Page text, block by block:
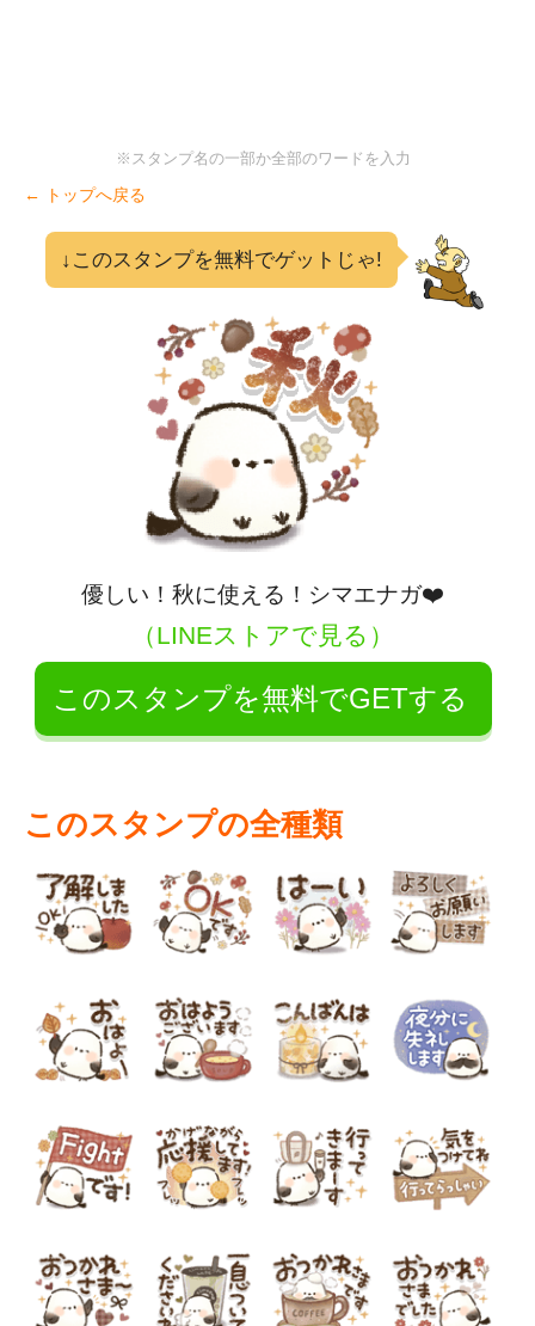
※スタンプ名の一部か全部のワードを入力
← トップへ戻る
↓このスタンプを無料でゲットじゃ!
優しい！秋に使える！シマエナガ❤️
（LINEストアで見る）
このスタンプを無料でGETする
このスタンプの全種類